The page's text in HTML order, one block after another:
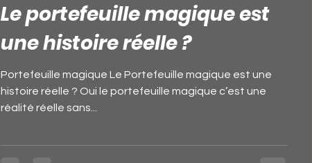
Le portefeuille magique est
une histoire réelle ?
Portefeuille magique Le Portefeuille magique est une
histoire réelle ? Oui le portefeuille magique c’est une
réalité réelle sans...